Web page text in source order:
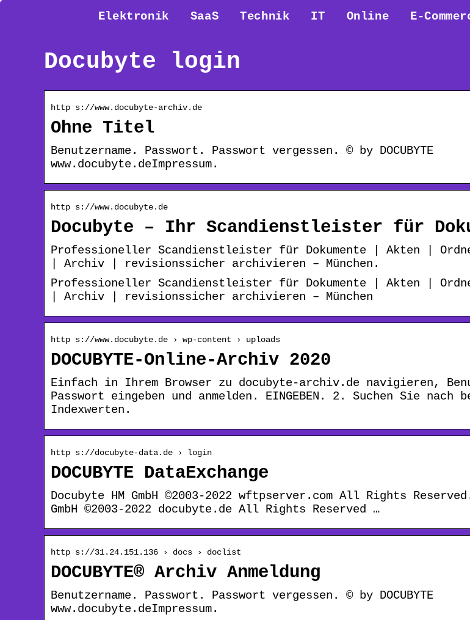
Elektronik SaaS Technik IT Online E-
Docubyte login
http s://www.docubyte-archiv.de
Ohne Titel
Benutzername. Passwort. Passwort vergessen. © by DOCUBYTE
www.docubyte.deImpressum.
http s://www.docubyte.de
Docubyte – Ihr Scandienstleister für
Professioneller Scandienstleister für Dokumente | Akten |
| Archiv | revisionssicher archivieren – München.
Professioneller Scandienstleister für Dokumente | Akten |
| Archiv | revisionssicher archivieren – München
http s://www.docubyte.de › wp-content › uploads
DOCUBYTE-Online-Archiv 2020
Einfach in Ihrem Browser zu docubyte-archiv.de navigieren,
Passwort eingeben und anmelden. EINGEBEN. 2. Suchen Sie nach
Indexwerten.
http s://docubyte-data.de › login
DOCUBYTE DataExchange
Docubyte HM GmbH ©2003-2022 wftpserver.com All Rights
GmbH ©2003-2022 docubyte.de All Rights Reserved …
http s://31.24.151.136 › docs › doclist
DOCUBYTE® Archiv Anmeldung
Benutzername. Passwort. Passwort vergessen. © by DOCUBYTE
www.docubyte.deImpressum.